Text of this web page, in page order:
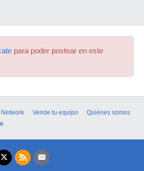
para poder postear en este
Vende tu equipo
Quiénes somos